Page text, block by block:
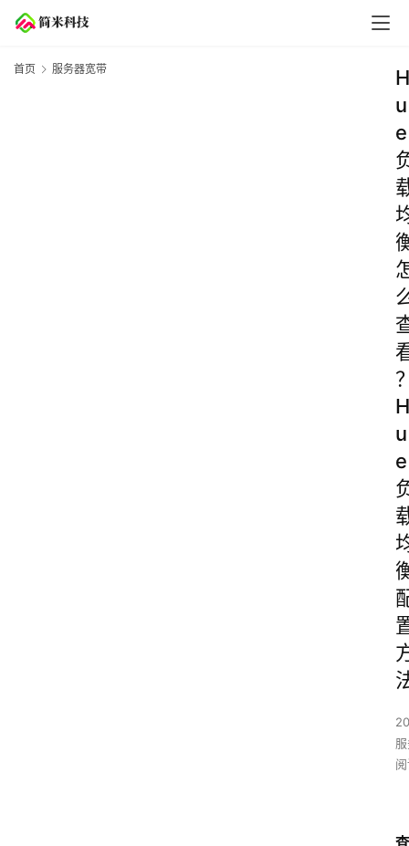
首页 服务器宽带
H
u
e
H
u
e
查